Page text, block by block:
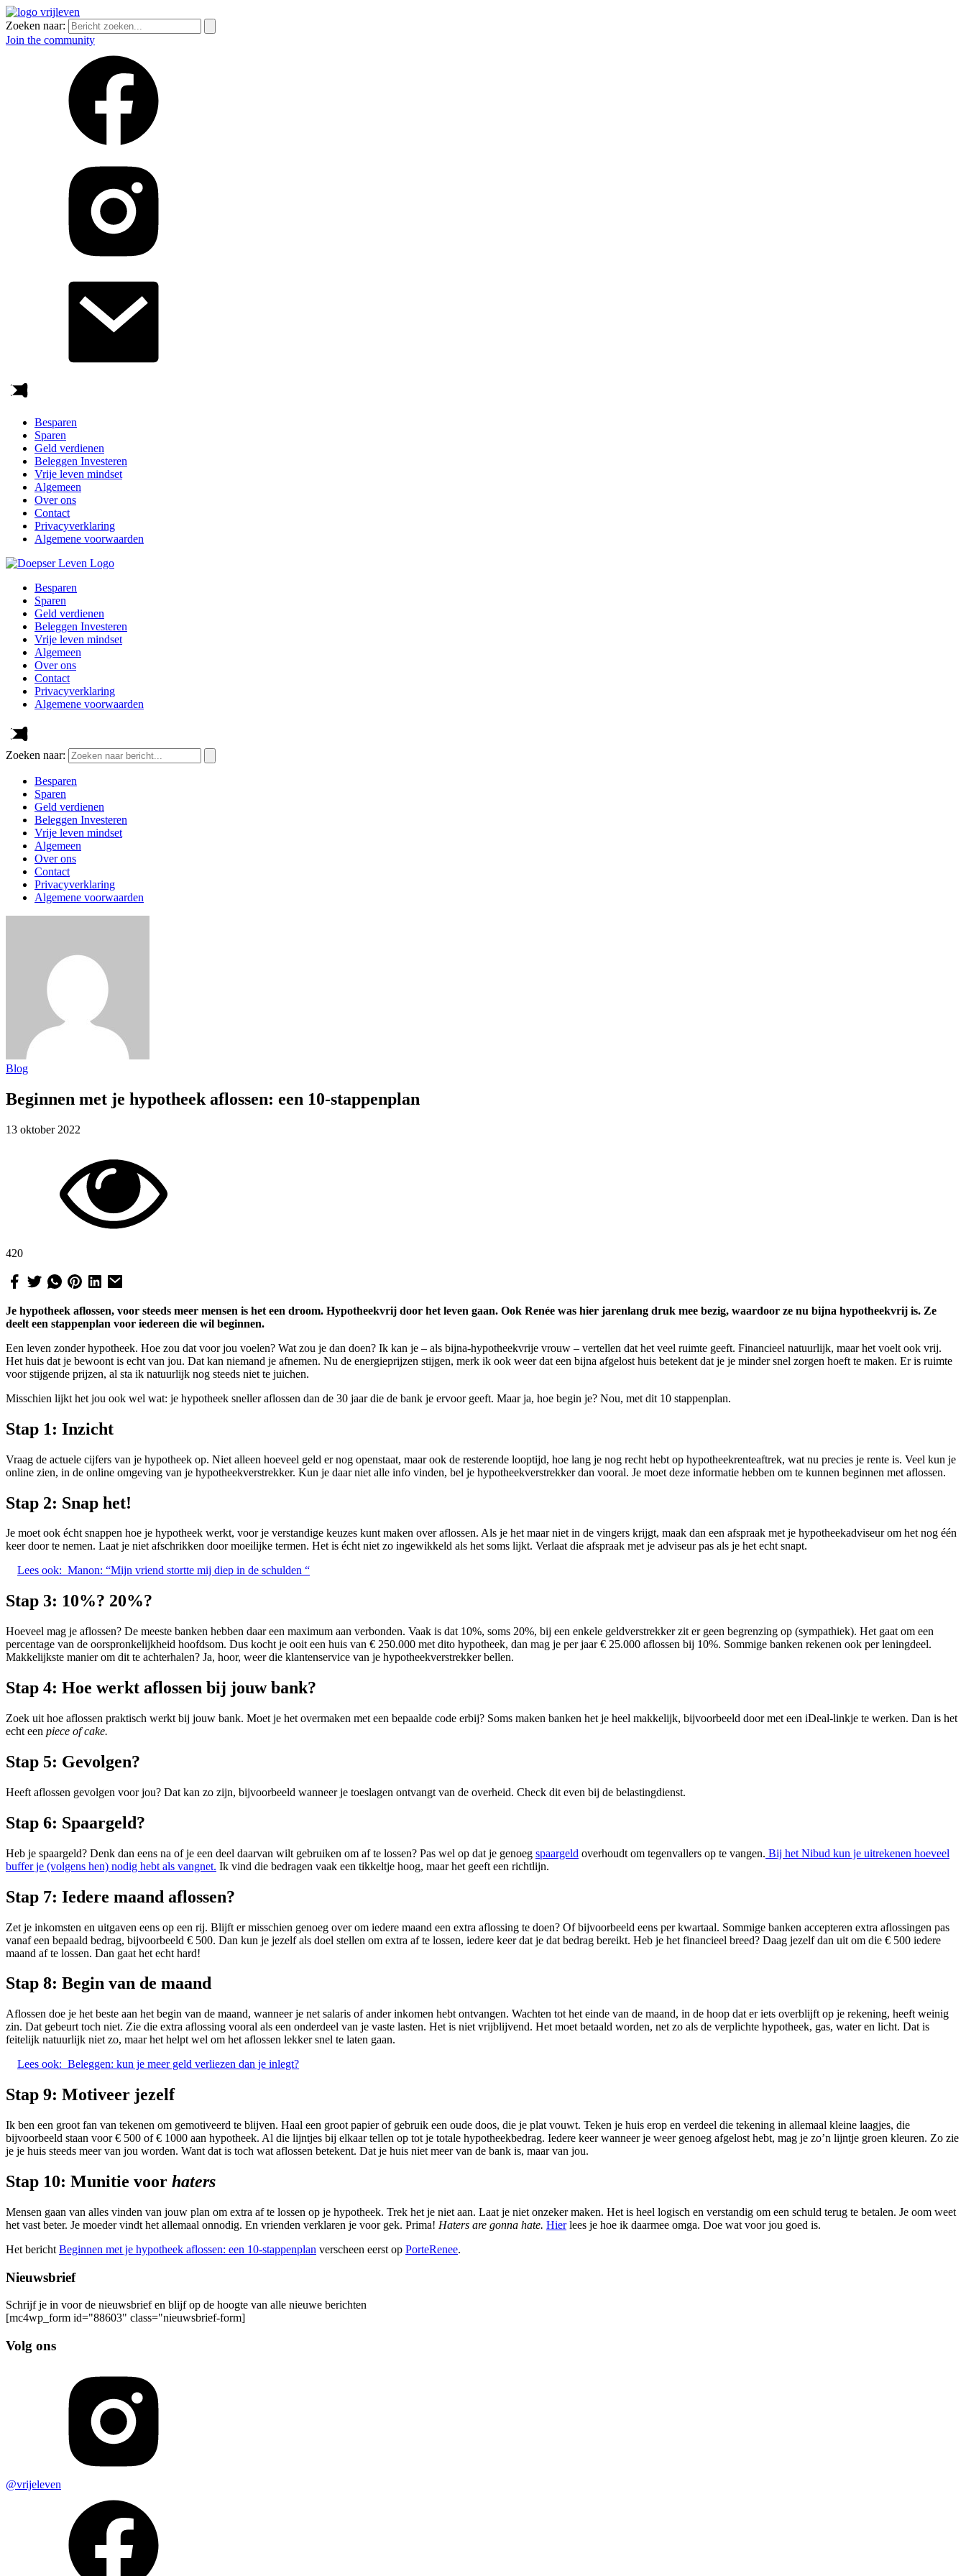
Zoeken naar:
Join the community
Besparen
Sparen
Geld verdienen
Beleggen Investeren
Vrije leven mindset
Algemeen
Over ons
Contact
Privacyverklaring
Algemene voorwaarden
Besparen
Sparen
Geld verdienen
Beleggen Investeren
Vrije leven mindset
Algemeen
Over ons
Contact
Privacyverklaring
Algemene voorwaarden
Zoeken naar:
Besparen
Sparen
Geld verdienen
Beleggen Investeren
Vrije leven mindset
Algemeen
Over ons
Contact
Privacyverklaring
Algemene voorwaarden
Blog
Beginnen met je hypotheek aflossen: een 10-stappenplan
13 oktober 2022
420
Je hypotheek aflossen, voor steeds meer mensen is het een droom. Hypotheekvrij door het leven gaan. Ook Renée was hier jarenlang druk mee bezig, waardoor ze nu bijna hypotheekvrij is. Ze
deelt een stappenplan voor iedereen die wil beginnen.
Een leven zonder hypotheek. Hoe zou dat voor jou voelen? Wat zou je dan doen? Ik kan je – als bijna-hypotheekvrije vrouw – vertellen dat het veel ruimte geeft. Financieel natuurlijk, maar het voelt ook vrij.
Het huis dat je bewoont is echt van jou. Dat kan niemand je afnemen. Nu de energieprijzen stijgen, merk ik ook weer dat een bijna afgelost huis betekent dat je je minder snel zorgen hoeft te maken. Er is ruimte
voor stijgende prijzen, al sta ik natuurlijk nog steeds niet te juichen.
Misschien lijkt het jou ook wel wat: je hypotheek sneller aflossen dan de 30 jaar die de bank je ervoor geeft. Maar ja, hoe begin je? Nou, met dit 10 stappenplan.
Stap 1: Inzicht
Vraag de actuele cijfers van je hypotheek op. Niet alleen hoeveel geld er nog openstaat, maar ook de resterende looptijd, hoe lang je nog recht hebt op hypotheekrenteaftrek, wat nu precies je rente is. Veel kun je
online zien, in de online omgeving van je hypotheekverstrekker. Kun je daar niet alle info vinden, bel je hypotheekverstrekker dan vooral. Je moet deze informatie hebben om te kunnen beginnen met aflossen.
Stap 2: Snap het!
Je moet ook écht snappen hoe je hypotheek werkt, voor je verstandige keuzes kunt maken over aflossen. Als je het maar niet in de vingers krijgt, maak dan een afspraak met je hypotheekadviseur om het nog één
keer door te nemen. Laat je niet afschrikken door moeilijke termen. Het is écht niet zo ingewikkeld als het soms lijkt. Verlaat die afspraak met je adviseur pas als je het echt snapt.
Lees ook: Manon: “Mijn vriend stortte mij diep in de schulden “
Stap 3: 10%? 20%?
Hoeveel mag je aflossen? De meeste banken hebben daar een maximum aan verbonden. Vaak is dat 10%, soms 20%, bij een enkele geldverstrekker zit er geen begrenzing op (sympathiek). Het gaat om een
percentage van de oorspronkelijkheid hoofdsom. Dus kocht je ooit een huis van € 250.000 met dito hypotheek, dan mag je per jaar € 25.000 aflossen bij 10%. Sommige banken rekenen ook per leningdeel.
Makkelijkste manier om dit te achterhalen? Ja, hoor, weer die klantenservice van je hypotheekverstrekker bellen.
Stap 4: Hoe werkt aflossen bij jouw bank?
Zoek uit hoe aflossen praktisch werkt bij jouw bank. Moet je het overmaken met een bepaalde code erbij? Soms maken banken het je heel makkelijk, bijvoorbeeld door met een iDeal-linkje te werken. Dan is het
echt een piece of cake.
Stap 5: Gevolgen?
Heeft aflossen gevolgen voor jou? Dat kan zo zijn, bijvoorbeeld wanneer je toeslagen ontvangt van de overheid. Check dit even bij de belastingdienst.
Stap 6: Spaargeld?
Heb je spaargeld? Denk dan eens na of je een deel daarvan wilt gebruiken om af te lossen? Pas wel op dat je genoeg spaargeld overhoudt om tegenvallers op te vangen. Bij het Nibud kun je uitrekenen hoeveel
buffer je (volgens hen) nodig hebt als vangnet. Ik vind die bedragen vaak een tikkeltje hoog, maar het geeft een richtlijn.
Stap 7: Iedere maand aflossen?
Zet je inkomsten en uitgaven eens op een rij. Blijft er misschien genoeg over om iedere maand een extra aflossing te doen? Of bijvoorbeeld eens per kwartaal. Sommige banken accepteren extra aflossingen pas
vanaf een bepaald bedrag, bijvoorbeeld € 500. Dan kun je jezelf als doel stellen om extra af te lossen, iedere keer dat je dat bedrag bereikt. Heb je het financieel breed? Daag jezelf dan uit om die € 500 iedere
maand af te lossen. Dan gaat het echt hard!
Stap 8: Begin van de maand
Aflossen doe je het beste aan het begin van de maand, wanneer je net salaris of ander inkomen hebt ontvangen. Wachten tot het einde van de maand, in de hoop dat er iets overblijft op je rekening, heeft weinig
zin. Dat gebeurt toch niet. Zie die extra aflossing vooral als een onderdeel van je vaste lasten. Het is niet vrijblijvend. Het moet betaald worden, net zo als de verplichte hypotheek, gas, water en licht. Dat is
feitelijk natuurlijk niet zo, maar het helpt wel om het aflossen lekker snel te laten gaan.
Lees ook: Beleggen: kun je meer geld verliezen dan je inlegt?
Stap 9: Motiveer jezelf
Ik ben een groot fan van tekenen om gemotiveerd te blijven. Haal een groot papier of gebruik een oude doos, die je plat vouwt. Teken je huis erop en verdeel die tekening in allemaal kleine laagjes, die
bijvoorbeeld staan voor € 500 of € 1000 aan hypotheek. Al die lijntjes bij elkaar tellen op tot je totale hypotheekbedrag. Iedere keer wanneer je weer genoeg afgelost hebt, mag je zo’n lijntje groen kleuren. Zo zie
je je huis steeds meer van jou worden. Want dat is toch wat aflossen betekent. Dat je huis niet meer van de bank is, maar van jou.
Stap 10: Munitie voor haters
Mensen gaan van alles vinden van jouw plan om extra af te lossen op je hypotheek. Trek het je niet aan. Laat je niet onzeker maken. Het is heel logisch en verstandig om een schuld terug te betalen. Je oom weet
het vast beter. Je moeder vindt het allemaal onnodig. En vrienden verklaren je voor gek. Prima! Haters are gonna hate. Hierlees je hoe ik daarmee omga. Doe wat voor jou goed is.
Het bericht Beginnen met je hypotheek aflossen: een 10-stappenplan verscheen eerst op PorteRenee.
Nieuwsbrief
Schrijf je in voor de nieuwsbrief en blijf op de hoogte van alle nieuwe berichten
[mc4wp_form id="88603" class="nieuwsbrief-form]
Volg ons
@vrijeleven